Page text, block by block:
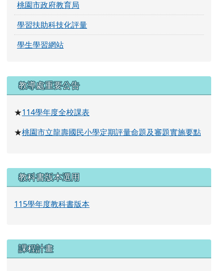
教科書版本選用
115學年度教科書版本
課程計畫
113學年度課程計畫
115學年度課程計畫
龍壽臉書粉專
龍壽國小臉書
龍壽附幼臉書